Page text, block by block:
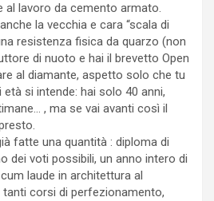
al lavoro da cemento armato.
la vecchia e cara “scala di
resistenza fisica da quarzo (non
di nuoto e hai il brevetto Open
al diamante, aspetto solo che tu
si intende: hai solo 40 anni,
, ma se vai avanti così il
fatte una quantità : diploma di
dei voti possibili, un anno intero di
laude in architettura al
corsi di perfezionamento,